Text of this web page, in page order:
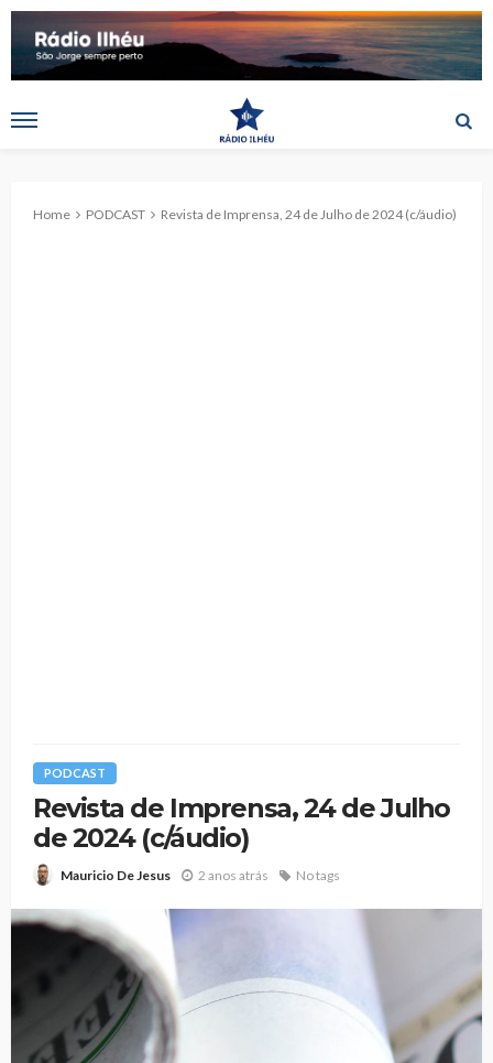
Home PODCAST Revista de Imprensa, 24 de Julho de 2024 (c/áudio)
PODCAST
Revista de Imprensa, 24 de Julho
de 2024 (c/áudio)
Mauricio De Jesus 2 anos atrás No tags